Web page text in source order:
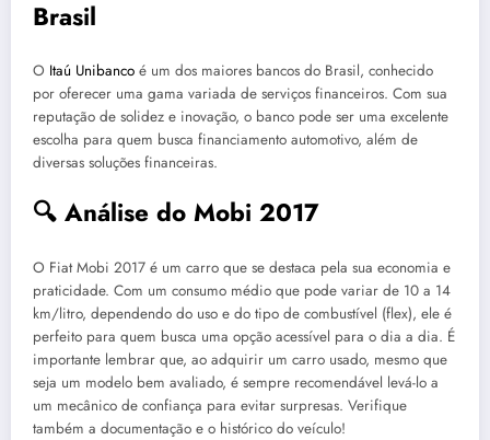
Brasil
O Itaú Unibanco é um dos maiores bancos do Brasil, conhecido
por oferecer uma gama variada de serviços financeiros. Com sua
reputação de solidez e inovação, o banco pode ser uma excelente
escolha para quem busca financiamento automotivo, além de
diversas soluções financeiras.
🔍 Análise do Mobi 2017
O Fiat Mobi 2017 é um carro que se destaca pela sua economia e
praticidade. Com um consumo médio que pode variar de 10 a 14
km/litro, dependendo do uso e do tipo de combustível (flex), ele é
perfeito para quem busca uma opção acessível para o dia a dia. É
importante lembrar que, ao adquirir um carro usado, mesmo que
seja um modelo bem avaliado, é sempre recomendável levá-lo a
um mecânico de confiança para evitar surpresas. Verifique
também a documentação e o histórico do veículo!